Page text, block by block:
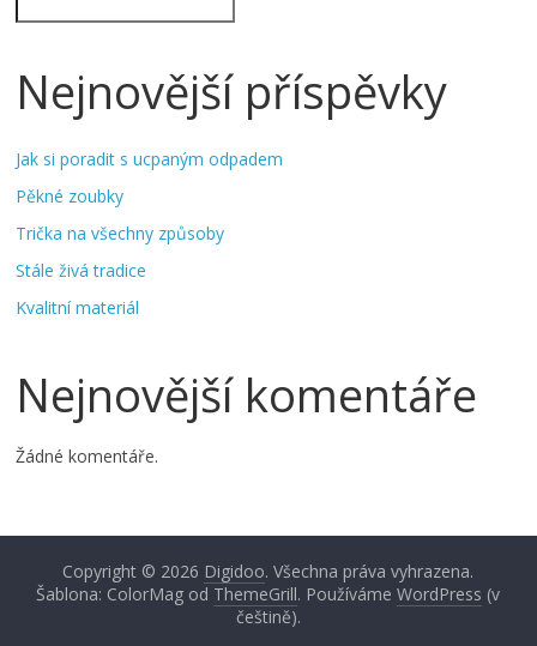
Nejnovější příspěvky
Jak si poradit s ucpaným odpadem
Pěkné zoubky
Trička na všechny způsoby
Stále živá tradice
Kvalitní materiál
Nejnovější komentáře
Žádné komentáře.
Copyright © 2026 Digidoo. Všechna práva vyhrazena.
Šablona: ColorMag od ThemeGrill. PoužívámeWordPress (v
češtině).